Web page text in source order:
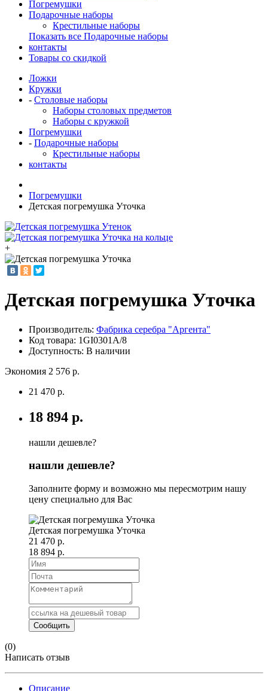
Погремушки
Подарочные наборы
Крестильные наборы
Показать все Подарочные наборы
контакты
Товары со скидкой
Ложки
Кружки
- Столовые наборы
Наборы столовых предметов
Наборы с кружкой
Погремушки
- Подарочные наборы
Крестильные наборы
контакты
Погремушки
Детская погремушка Уточка
+
Детская погремушка Уточка
Производитель: Фабрика серебра "Аргента"
Код товара: 1GI0301A/8
Доступность: В наличии
Экономия 2 576 р.
21 470 р.
18 894 р.
нашли дешевле?
нашли дешевле?
Заполните форму и возможно мы пересмотрим нашу
цену специально для Вас
Детская погремушка Уточка
21 470 р.
18 894 р.
(0)
Написать отзыв
Описание